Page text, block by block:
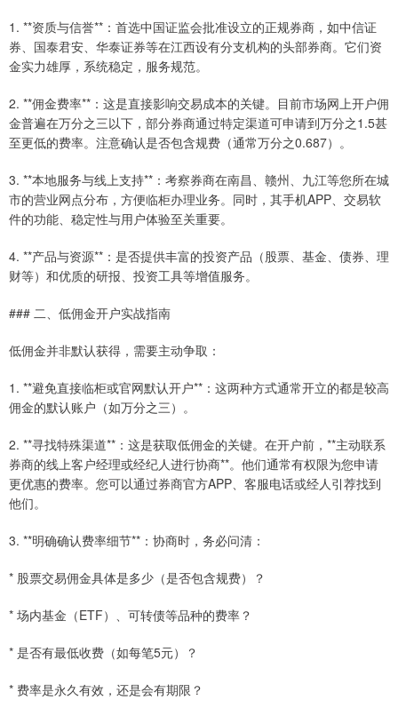
1. **资质与信誉**：首选中国证监会批准设立的正规券商，如中信证
券、国泰君安、华泰证券等在江西设有分支机构的头部券商。它们资
金实力雄厚，系统稳定，服务规范。
2. **佣金费率**：这是直接影响交易成本的关键。目前市场网上开户佣
金普遍在万分之三以下，部分券商通过特定渠道可申请到万分之1.5甚
至更低的费率。注意确认是否包含规费（通常万分之0.687）。
3. **本地服务与线上支持**：考察券商在南昌、赣州、九江等您所在城
市的营业网点分布，方便临柜办理业务。同时，其手机APP、交易软
件的功能、稳定性与用户体验至关重要。
4. **产品与资源**：是否提供丰富的投资产品（股票、基金、债券、理
财等）和优质的研报、投资工具等增值服务。
### 二、低佣金开户实战指南
低佣金并非默认获得，需要主动争取：
1. **避免直接临柜或官网默认开户**：这两种方式通常开立的都是较高
佣金的默认账户（如万分之三）。
2. **寻找特殊渠道**：这是获取低佣金的关键。在开户前，**主动联系
券商的线上客户经理或经纪人进行协商**。他们通常有权限为您申请
更优惠的费率。您可以通过券商官方APP、客服电话或经人引荐找到
他们。
3. **明确确认费率细节**：协商时，务必问清：
* 股票交易佣金具体是多少（是否包含规费）？
* 场内基金（ETF）、可转债等品种的费率？
* 是否有最低收费（如每笔5元）？
* 费率是永久有效，还是会有期限？